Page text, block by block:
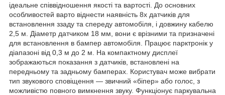
ідеальне співвідношення якості та вартості. До основних
особливостей варто віднести наявність 8х датчиків для
встановлення ззаду та спереду автомобіля, і довжину кабелю
2,5 м. Діаметр датчиком 18 мм, вони є врізними та призначені
для встановлення в бампер автомобіля. Працює парктронік у
діапазоні від 0,3 м до 2 м. На компактному дисплеї
зображаються показання з датчиків, встановлені на
передньому та задньому бамперах. Користувач може вибрати
тип звукового сповіщення — звичний «біпер» або голос, з
можливістю повного вимкнення звуку. Функціонує паркувальна